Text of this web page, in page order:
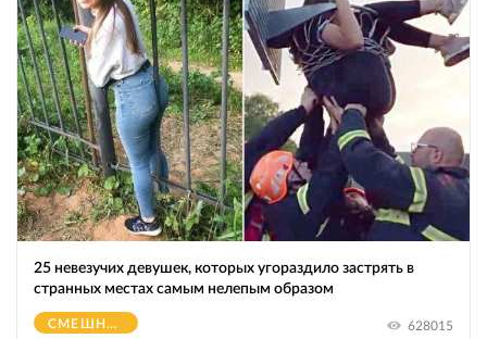
25 невезучих девушек, которых угораздило застрять в
странных местах самым нелепым образом
СМЕШНОЕ 628015